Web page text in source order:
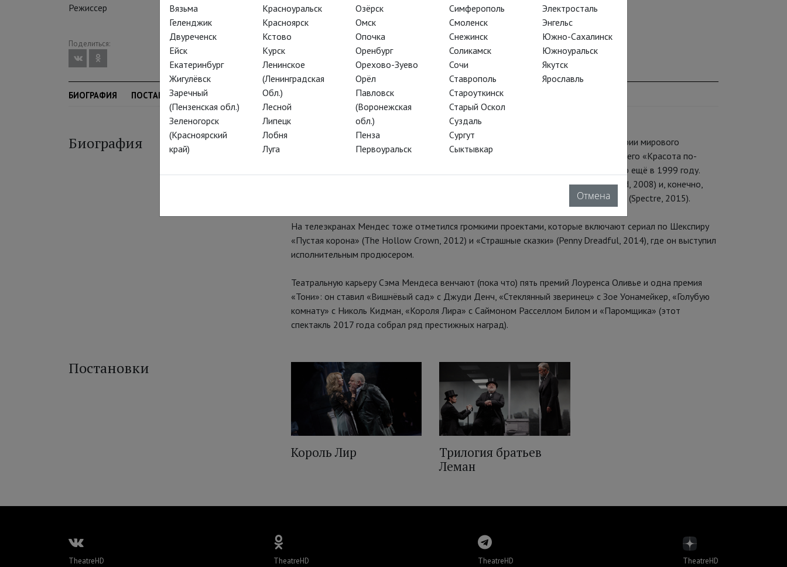
Режиссер
Поделиться:
БИОГРАФИЯ ПОСТАНОВКИ
Биография
Этот британский режиссёр, продюсер и драматург стал одним из немногих в истории мирового
кинематографа режиссёров, который получил «Оскара» за свой дебютный фильм: его «Красота по-
американски» (American Beauty) с Кевином Спейси в главной роли произвела фурор ещё в 1999 году.
Любители кино наверняка помнят также его «Дорогу перемен» (Revolutionary Road, 2008) и, конечно,
эпизоды бондианы «007: Координаты «Скайфолл» (Skyfall, 2012) и «007: Спектр» (Spectre, 2015).
На телеэкранах Мендес тоже отметился громкими проектами, которые включают сериал по Шекспиру
«Пустая корона» (The Hollow Crown, 2012) и «Страшные сказки» (Penny Dreadful, 2014), где он выступил
исполнительным продюсером.
Театральную карьеру Сэма Мендеса венчают (пока что) пять премий Лоуренса Оливье и одна премия
«Тони»: он ставил «Вишнёвый сад» с Джуди Денч, «Стеклянный зверинец» с Зое Уонамейкер, «Голубую
комнату» с Николь Кидман, «Короля Лира» с Саймоном Расселлом Билом и «Паромщика» (этот
спектакль 2017 года собрал ряд престижных наград).
Постановки
Король Лир
Трилогия братьев
Леман
TheatreHD TheatreHD TheatreHD TheatreHD
Вязьма
Геленджик
Двуреченск
Ейск
Екатеринбург
Жигулёвск
Заречный
(Пензенская обл.)
Зеленогорск
(Красноярский
край)
Красноуральск
Красноярск
Кстово
Курск
Ленинское
(Ленинградская
Обл.)
Лесной
Липецк
Лобня
Луга
Озёрск
Омск
Опочка
Оренбург
Орехово-Зуево
Орёл
Павловск
(Воронежская
обл.)
Пенза
Первоуральск
Симферополь
Смоленск
Снежинск
Соликамск
Сочи
Ставрополь
Староуткинск
Старый Оскол
Суздаль
Сургут
Сыктывкар
Электросталь
Энгельс
Южно-Сахалинск
Южноуральск
Якутск
Ярославль
Отмена